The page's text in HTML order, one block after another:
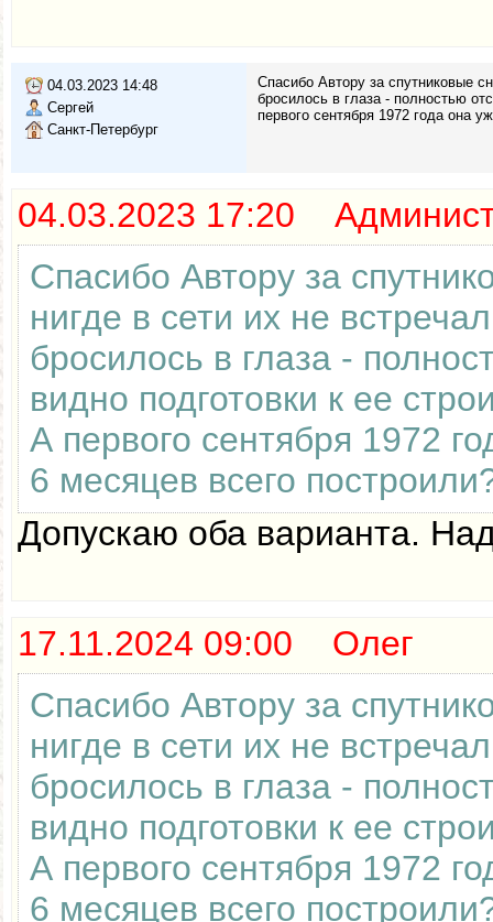
04.03.2023 14:48
Сергей
Санкт-Петербург
Спасибо Автору за спутниковые
бросилось в глаза - полностью
первого сентября 1972 года она
04.03.2023 17:20
Спасибо Автору за
нигде в сети их не
бросилось в глаза -
видно подготовки к ее
А первого сентября 1972
6 месяцев всего
Допускаю оба варианта.
17.11.2024 09:00 Олег
Спасибо Автору за
нигде в сети их не
бросилось в глаза -
видно подготовки к ее
А первого сентября 1972
6 месяцев всего